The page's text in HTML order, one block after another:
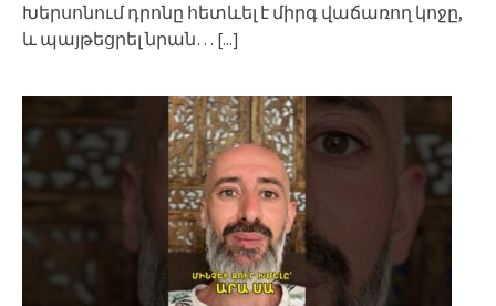
Խերսոնում դրոնը հետևել է միրգ վաճառող կոջը,
և պայթեցրել նրան… [...]